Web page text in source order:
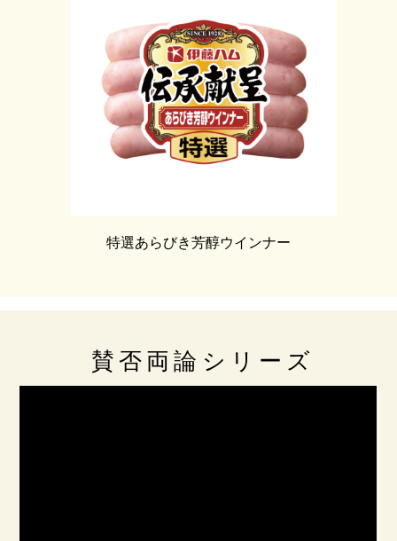
特選あらびき芳醇ウインナー
賛否両論シリーズ